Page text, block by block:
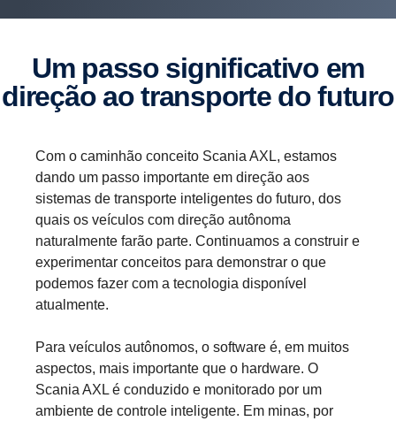
Um passo significativo em
direção ao transporte do futuro
Com o caminhão conceito Scania AXL, estamos
dando um passo importante em direção aos
sistemas de transporte inteligentes do futuro, dos
quais os veículos com direção autônoma
naturalmente farão parte. Continuamos a construir e
experimentar conceitos para demonstrar o que
podemos fazer com a tecnologia disponível
atualmente.
Para veículos autônomos, o software é, em muitos
aspectos, mais importante que o hardware. O
Scania AXL é conduzido e monitorado por um
ambiente de controle inteligente. Em minas, por